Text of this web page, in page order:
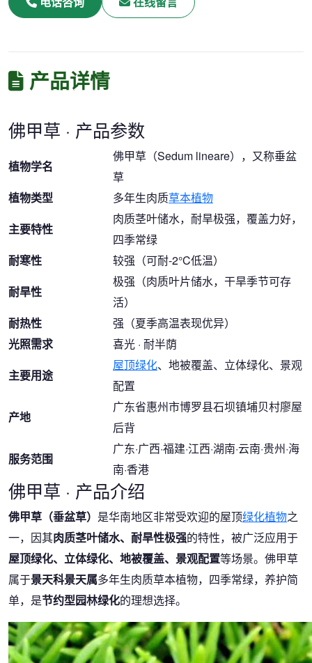
产品详情
佛甲草 · 产品参数
植物学名
佛甲草（Sedum lineare），又称垂盆
草
植物类型
多年生肉质草本植物
主要特性
肉质茎叶储水，耐旱极强，覆盖力好，
四季常绿
耐寒性
较强（可耐-2°C低温）
耐旱性
极强（肉质叶片储水，干旱季节可存
活）
耐热性
强（夏季高温表现优异）
光照需求
喜光 · 耐半荫
主要用途
屋顶绿化、地被覆盖、立体绿化、景观
配置
产地
广东省惠州市博罗县石坝镇埔贝村廖屋
后背
服务范围
广东·广西·福建·江西·湖南·云南·贵州·海
南·香港
佛甲草 · 产品介绍
佛甲草（垂盆草） 是华南地区非常受欢迎的屋顶绿化植物之
一，因其肉质茎叶储水、耐旱性极强的特性，被广泛应用于
屋顶绿化、立体绿化、地被覆盖、景观配置等场景。佛甲草
属于景天科景天属多年生肉质草本植物，四季常绿，养护简
单，是节约型园林绿化的理想选择。